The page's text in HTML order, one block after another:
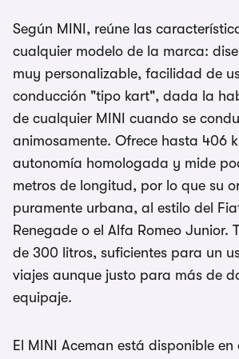
Según MINI, reúne las
cualquier modelo de la marca:
muy personalizable, facilidad de
conducción "tipo kart", dada la
de cualquier MINI cuando se
animosamente. Ofrece hasta 406
autonomía homologada y mide
metros de longitud, por lo que su
puramente urbana, al estilo del
Renegade o el Alfa Romeo Junior.
de 300 litros, suficientes para un
viajes aunque justo para más de
equipaje.
El MINI Aceman está disponible